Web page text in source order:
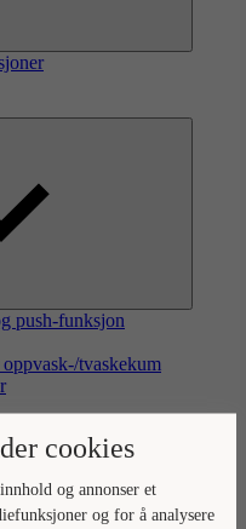
cookies
og annonser et
og for å analysere
push-funksjon
tvaskekum